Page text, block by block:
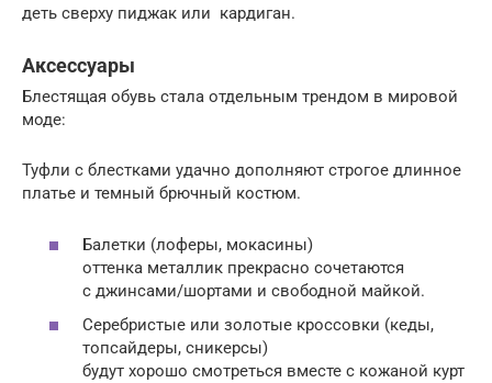
деть сверху пиджак или кардиган.
Аксессуары
Блестящая обувь стала отдельным трендом в мировой
моде:
Туфли с блестками удачно дополняют строгое длинное
платье и темный брючный костюм.
Балетки (лоферы, мокасины)
оттенка металлик прекрасно сочетаются
с джинсами/шортами и свободной майкой.
Серебристые или золотые кроссовки (кеды,
топсайдеры, сникерсы)
будут хорошо смотреться вместе с кожаной курт